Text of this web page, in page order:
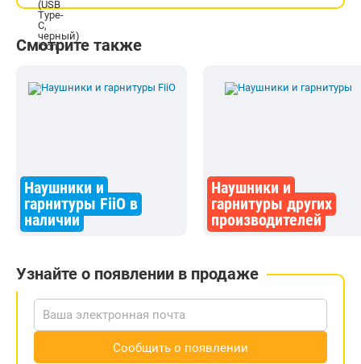
Смотрите также
Наушники и
гарнитуры FiiO в
наличии
Наушники и
гарнитуры других
производителей
Узнайте о появлении в продаже
Сообщить о появлении